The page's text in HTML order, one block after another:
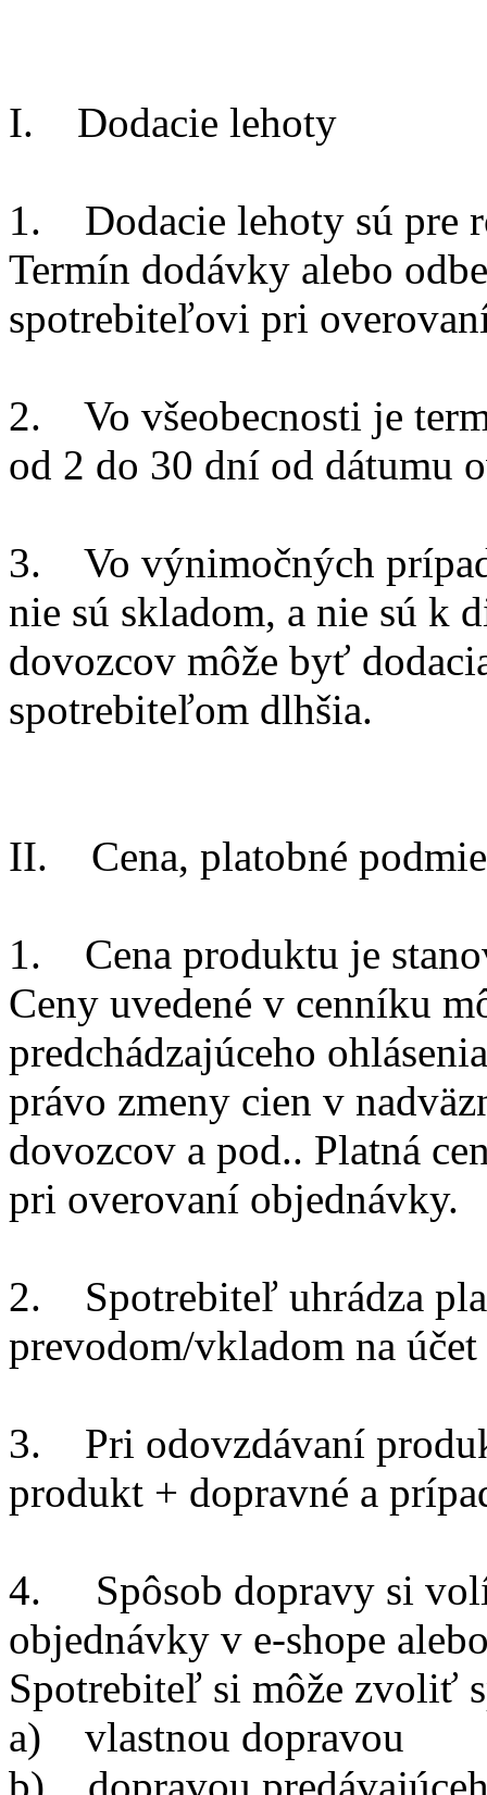
I. Dodacie lehoty
1. Dodacie lehoty sú pre
Termín dodávky alebo
spotrebiteľovi pri
2. Vo všeobecnosti je
od 2 do 30 dní od dátumu
3. Vo výnimočných
nie sú skladom, a nie sú k
dovozcov môže byť
spotrebiteľom dlhšia.
II. Cena, platobné
1. Cena produktu je
Ceny uvedené v cenníku
predchádzajúceho
právo zmeny cien v
dovozcov a pod.. Platná
pri overovaní objednávky.
2. Spotrebiteľ uhrádza
prevodom/vkladom na
3. Pri odovzdávaní
produkt + dopravné a
4. Spôsob dopravy si volí
objednávky v e-shope
Spotrebiteľ si môže zvoliť
a) vlastnou dopravou
b) dopravou